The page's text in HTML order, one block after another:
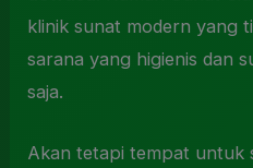
klinik sunat modern yang
sarana yang higienis dan
saja.
Akan tetapi tempat untuk